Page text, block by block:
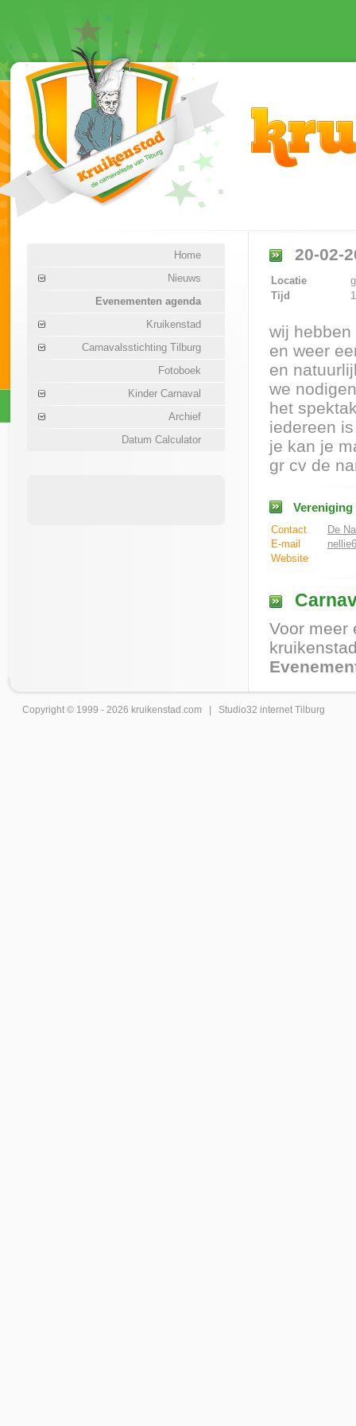
Home
Nieuws
Evenementen agenda
Kruikenstad
Carnavalsstichting Tilburg
Fotoboek
Kinder Carnaval
Archief
Datum Calculator
20-02-
Locatie
Tijd
wij
en weer
en
we
het
iedereen
je kan je
gr cv de
Vereniging
Contact
De
E-mail
Website
Voor meer
Copyright © 1999 - 2026 kruikenstad .com | Studio32 internet Tilburg